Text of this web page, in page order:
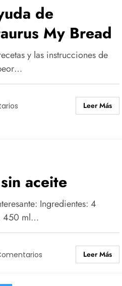
de
My Bread
y las instrucciones de
Leer Más
aceite
Ingredientes: 4
450 ml…
Leer Más